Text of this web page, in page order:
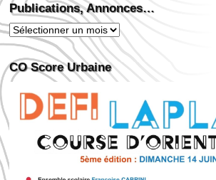
Publications, Annonces…
Publications,
Annonces…
CO Score Urbaine